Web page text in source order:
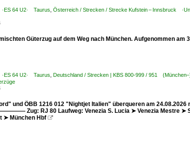
64 U2· Taurus Österreich / Strecken / Strecke Kufstein – Innsbruck
Güterzug auf dem Weg nach München. Aufgenommen am
64 U2· Taurus Deutschland / Strecken | KBS 800-999 / 951
und ÖBB 1216 012 "Nightjet Italien" überqueren am
Zug: RJ 80 Laufweg: Venezia S. Lucia ➤ Venezia Mestre ➤
➤ München Hbf 